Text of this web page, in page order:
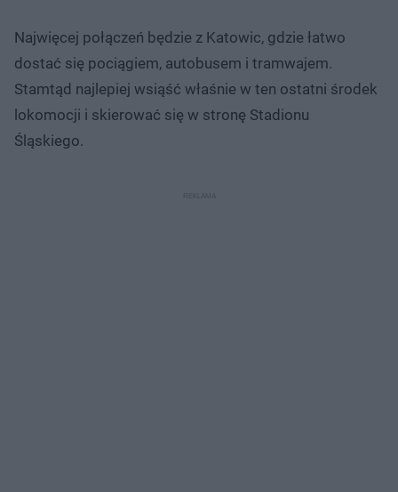
Najwięcej połączeń będzie z Katowic, gdzie łatwo
dostać się pociągiem, autobusem i tramwajem.
Stamtąd najlepiej wsiąść właśnie w ten ostatni środek
lokomocji i skierować się w stronę Stadionu
Śląskiego.